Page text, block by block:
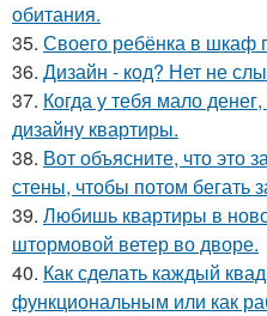
обитания.
35. Своего ребёнка в шкаф
36. Дизайн - код? Нет не
37. Когда у тебя мало
дизайну квартиры.
38. Вот объясните, что это
стены, чтобы потом бегать
39. Любишь квартиры в
штормовой ветер во дворе.
40. Как сделать каждый
функциональным или как